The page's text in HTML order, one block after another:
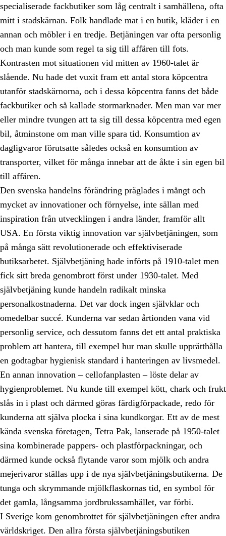
specialiserade fackbutiker som låg centralt i samhällena, ofta
mitt i stadskärnan. Folk handlade mat i en butik, kläder i en
annan och möbler i en tredje. Betjäningen var ofta personlig
och man kunde som regel ta sig till affären till fots.
Kontrasten mot situationen vid mitten av 1960-talet är
slående. Nu hade det vuxit fram ett antal stora köpcentra
utanför stadskärnorna, och i dessa köpcentra fanns det både
fackbutiker och så kallade stormarknader. Men man var mer
eller mindre tvungen att ta sig till dessa köpcentra med egen
bil, åtminstone om man ville spara tid. Konsumtion av
dagligvaror förutsatte således också en konsumtion av
transporter, vilket för många innebar att de åkte i sin egen bil
till affären.
Den svenska handelns förändring präglades i mångt och
mycket av innovationer och förnyelse, inte sällan med
inspiration från utvecklingen i andra länder, framför allt
USA. En första viktig innovation var självbetjäningen, som
på många sätt revolutionerade och effektiviserade
butiksarbetet. Självbetjäning hade införts på 1910-talet men
fick sitt breda genombrott först under 1930-talet. Med
självbetjäning kunde handeln radikalt minska
personalkostnaderna. Det var dock ingen självklar och
omedelbar succé. Kunderna var sedan årtionden vana vid
personlig service, och dessutom fanns det ett antal praktiska
problem att hantera, till exempel hur man skulle upprätthålla
en godtagbar hygienisk standard i hanteringen av livsmedel.
En annan innovation – cellofanplasten – löste delar av
hygienproblemet. Nu kunde till exempel kött, chark och frukt
slås in i plast och därmed göras färdigförpackade, redo för
kunderna att själva plocka i sina kundkorgar. Ett av de mest
kända svenska företagen, Tetra Pak, lanserade på 1950-talet
sina kombinerade pappers- och plastförpackningar, och
därmed kunde också flytande varor som mjölk och andra
mejerivaror ställas upp i de nya självbetjäningsbutikerna. De
tunga och skrymmande mjölkflaskornas tid, en symbol för
det gamla, långsamma jordbrukssamhället, var förbi.
I Sverige kom genombrottet för självbetjäningen efter andra
världskriget. Den allra första självbetjäningsbutiken